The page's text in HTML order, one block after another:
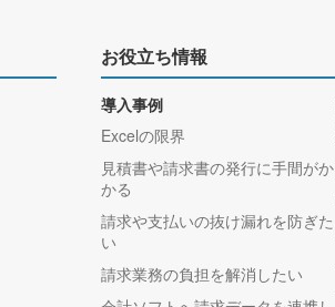
お役立ち情報
導入事例
Excelの限界
見積書や請求書の発行に手間がか
かる
請求や支払いの抜け漏れを防ぎた
い
請求業務の負担を解消したい